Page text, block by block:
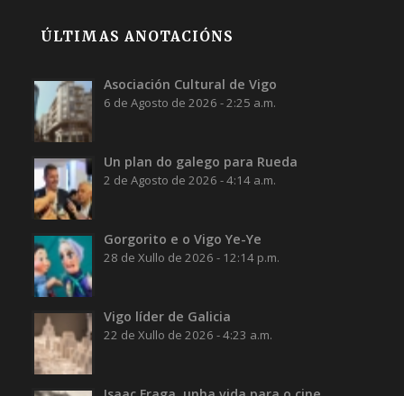
ÚLTIMAS ANOTACIÓNS
Asociación Cultural de Vigo
6 de Agosto de 2026 - 2:25 a.m.
Un plan do galego para Rueda
2 de Agosto de 2026 - 4:14 a.m.
Gorgorito e o Vigo Ye-Ye
28 de Xullo de 2026 - 12:14 p.m.
Vigo líder de Galicia
22 de Xullo de 2026 - 4:23 a.m.